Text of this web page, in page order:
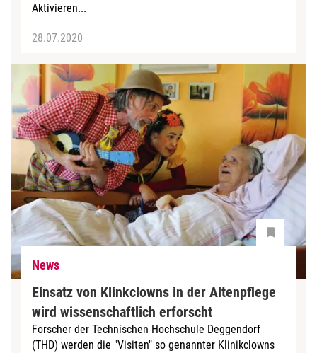
Aktivieren...
28.07.2020
News
Einsatz von Klinkclowns in der Altenpflege
wird wissenschaftlich erforscht
Forscher der Technischen Hoch­schule Deggendorf
(THD) werden die "Visiten" so genannter Klinikclowns